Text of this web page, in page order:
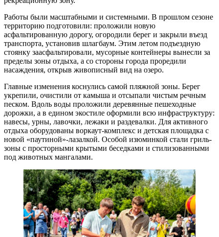
Работы были масштабными и системными. В прошлом сезоне
территорию подготовили: проложили новую
асфальтированную дорогу, огородили берег и закрыли въезд
транспорта, установив шлагбаум. Этим летом подъездную
стоянку заасфальтировали, мусорные контейнеры вынесли за
пределы зоны отдыха, а со стороны города проредили
насаждения, открыв живописный вид на озеро.
Главные изменения коснулись самой пляжной зоны. Берег
укрепили, очистили от камыша и отсыпали чистым речным
песком. Вдоль воды проложили деревянные пешеходные
дорожки, а в едином экостиле оформили всю инфраструктуру:
навесы, урны, лавочки, лежаки и раздевалки. Для активного
отдыха оборудованы воркаут-комплекс и детская площадка с
новой «паутиной»-лазалкой. Особой изюминкой стали гриль-
зоны с просторными крытыми беседками и стилизованными
под животных мангалами.